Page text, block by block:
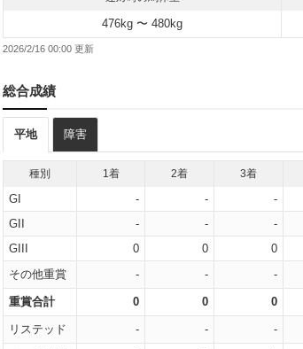
476kg 〜 480kg
2026/2/16 00:00
総合成績
平地 障害
種別 1着 2着 3着
GI - - -
GII
- - -
GIII
0 0 0
その他重賞
- - -
重賞合計 0 0 0
リステッド - - -